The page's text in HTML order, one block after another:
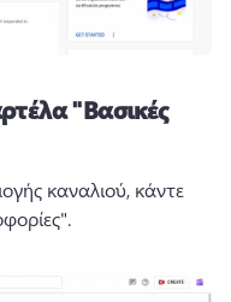
"Βασικές
καναλιού, κάντε